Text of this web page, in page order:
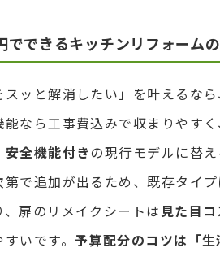
でできるキッチンリフォーム
スッと解消したい」を叶えるな
なら工事費込みで収まりやすく
安全機能付きの現行モデルに替
で追加が出るため、既存タイ
扉のリメイクシートは 見た目
いです。予算配分のコツは「生